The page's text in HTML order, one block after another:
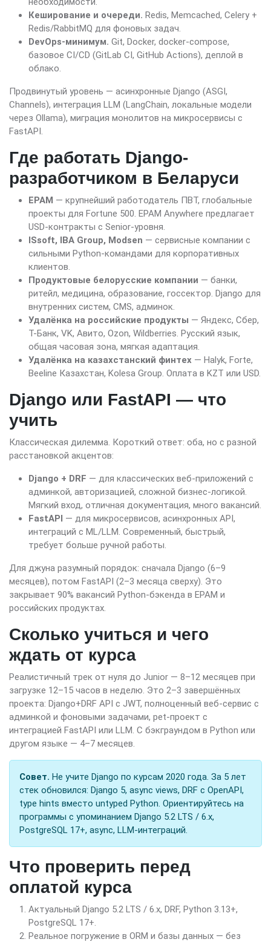
Кеширование и очереди. Redis, Memcached, Celery +
Redis/RabbitMQ для фоновых задач.
DevOps-минимум. Git, Docker, docker-compose,
базовое CI/CD (GitLab CI, GitHub Actions), деплой в
облако.
Продвинутый уровень — асинхронные Django (ASGI,
Channels), интеграция LLM (LangChain, локальные модели
через Ollama), миграция монолитов на микросервисы с
FastAPI.
Где работать Django-
разработчиком в Беларуси
EPAM — крупнейший работодатель ПВТ, глобальные
проекты для Fortune 500. EPAM Anywhere предлагает
USD-контракты с Senior-уровня.
ISsoft, IBA Group, Modsen — сервисные компании с
сильными Python-командами для корпоративных
клиентов.
Продуктовые белорусские компании — банки,
ритейл, медицина, образование, госсектор. Django для
внутренних систем, CMS, админок.
Удалёнка на российские продукты — Яндекс, Сбер,
Т-Банк, VK, Авито, Ozon, Wildberries. Русский язык,
общая часовая зона, мягкая адаптация.
Удалёнка на казахстанский финтех — Halyk, Forte,
Beeline Казахстан, Kolesa Group. Оплата в KZT или USD.
Django или FastAPI — что
учить
Классическая дилемма. Короткий ответ: оба, но с разной
расстановкой акцентов:
Django + DRF — для классических веб-приложений с
админкой, авторизацией, сложной бизнес-логикой.
Мягкий вход, отличная документация, много вакансий.
FastAPI — для микросервисов, асинхронных API,
интеграций с ML/LLM. Современный, быстрый,
требует больше ручной работы.
Для джуна разумный порядок: сначала Django (6–9
месяцев), потом FastAPI (2–3 месяца сверху). Это
закрывает 90% вакансий Python-бэкенда в EPAM и
российских продуктах.
Сколько учиться и чего
ждать от курса
Реалистичный трек от нуля до Junior — 8–12 месяцев при
загрузке 12–15 часов в неделю. Это 2–3 завершённых
проекта: Django+DRF API с JWT, полноценный веб-сервис с
админкой и фоновыми задачами, pet-проект с
интеграцией FastAPI или LLM. С бэкграундом в Python или
другом языке — 4–7 месяцев.
Совет. Не учите Django по курсам 2020 года. За 5 лет
стек обновился: Django 5, async views, DRF с OpenAPI,
type hints вместо untyped Python. Ориентируйтесь на
программы с упоминанием Django 5.2 LTS / 6.x,
PostgreSQL 17+, async, LLM-интеграций.
Что проверить перед
оплатой курса
Актуальный Django 5.2 LTS / 6.x, DRF, Python 3.13+,
PostgreSQL 17+.
Реальное погружение в ORM и базы данных — без